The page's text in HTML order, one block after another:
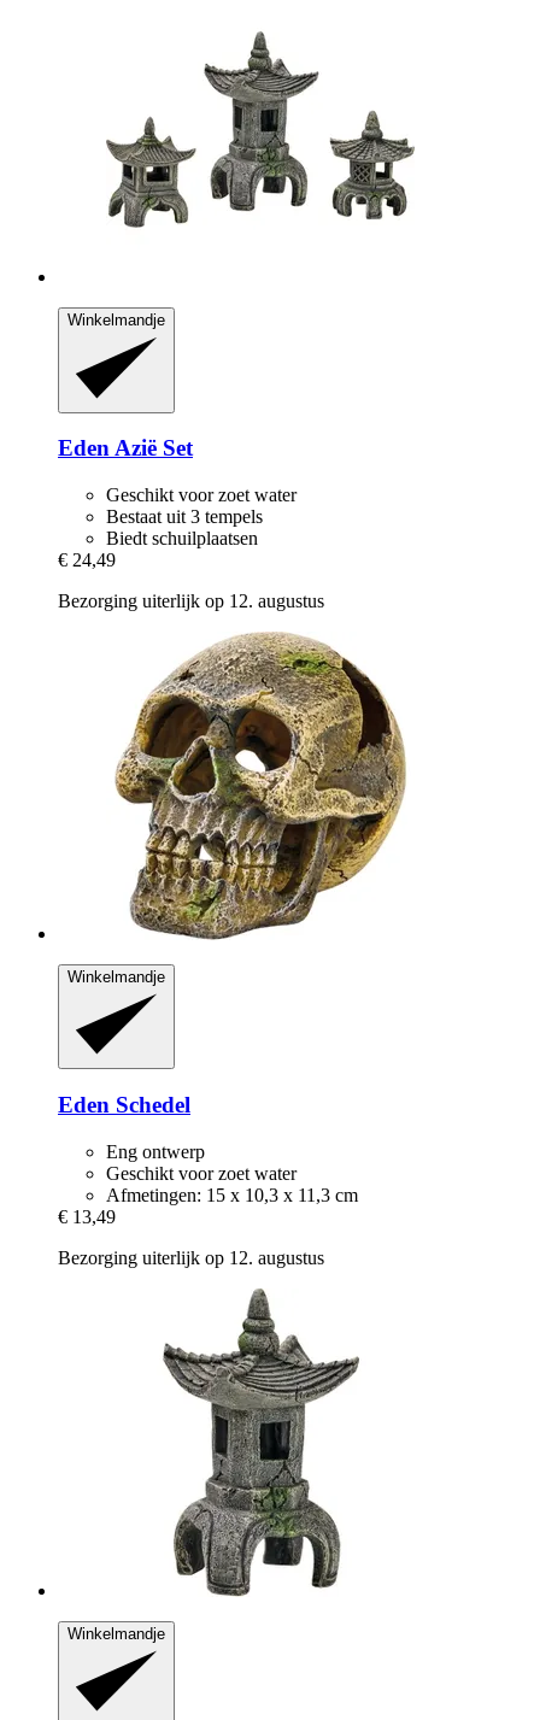
Winkelmandje
EdenAzië Set
Geschikt voor zoet water
Bestaat uit 3 tempels
Biedt schuilplaatsen
€ 24,49
Bezorging uiterlijk op 12. augustus
Winkelmandje
Eden Schedel
Eng ontwerp
Geschikt voor zoet water
Afmetingen: 15 x 10,3 x 11,3 cm
€ 13,49
Bezorging uiterlijk op 12. augustus
Winkelmandje